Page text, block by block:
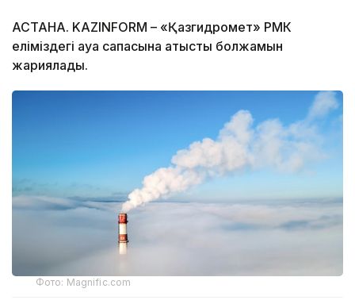
АСТАНА. KAZINFORM – «Қазгидромет» РМК
еліміздегі ауа сапасына қатысты болжамын
жариялады.
Фото: Magnific.com